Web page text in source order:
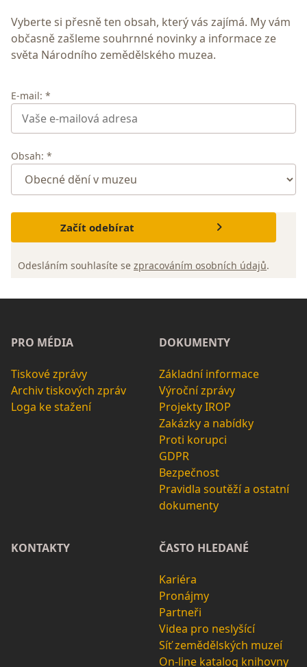
Vyberte si přesně ten obsah, který vás zajímá. My vám
občasně zašleme souhrnné novinky a informace ze
světa Národního zemědělského muzea.
E-mail: *
Obsah: *
Začít odebírat
Odesláním souhlasíte se zpracováním osobních údajů.
PRO MÉDIA
Tiskové zprávy
Archiv tiskových zpráv
Loga ke stažení
DOKUMENTY
Základní informace
Výroční zprávy
Projekty IROP
Zakázky a nabídky
Proti korupci
GDPR
Bezpečnost
Pravidla soutěží a ostatní
dokumenty
KONTAKTY ČASTO HLEDANÉ
Kariéra
Pronájmy
Partneři
Videa pro neslyšící
Síť zemědělských muzeí
On-line katalog knihovny